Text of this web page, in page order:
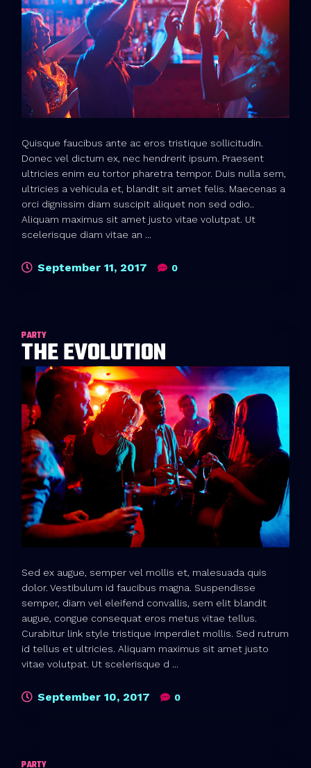
Quisque faucibus ante ac eros tristique sollicitudin.
Donec vel dictum ex, nec hendrerit ipsum. Praesent
ultricies enim eu tortor pharetra tempor. Duis nulla sem,
ultricies a vehicula et, blandit sit amet felis. Maecenas a
orci dignissim diam suscipit aliquet non sed odio..
Aliquam maximus sit amet justo vitae volutpat. Ut
scelerisque diam vitae an ...
September 11, 2017 0
PARTY
THE EVOLUTION
Sed ex augue, semper vel mollis et, malesuada quis
dolor. Vestibulum id faucibus magna. Suspendisse
semper, diam vel eleifend convallis, sem elit blandit
augue, congue consequat eros metus vitae tellus.
Curabitur link style tristique imperdiet mollis. Sed rutrum
id tellus et ultricies. Aliquam maximus sit amet justo
vitae volutpat. Ut scelerisque d ...
September 10, 2017 0
PARTY